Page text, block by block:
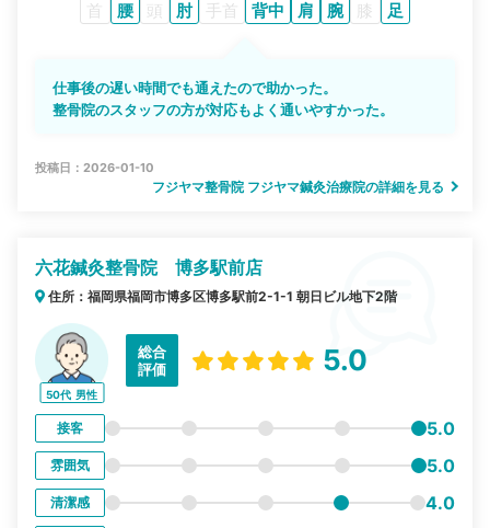
首 腰 頭 肘 手首 背中 肩 腕 膝 足
仕事後の遅い時間でも通えたので助かった。
整骨院のスタッフの方が対応もよく通いやすかった。
投稿日：2026-01-10
フジヤマ整骨院 フジヤマ鍼灸治療院の詳細を見る
六花鍼灸整骨院 博多駅前店
住所：福岡県福岡市博多区博多駅前2-1-1 朝日ビル地下2階
50代 男性
総合
評価
5.0
接客 5.0
雰囲気 5.0
清潔感 4.0